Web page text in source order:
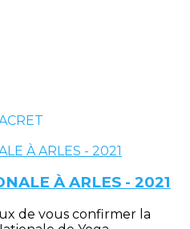
À ARLES - 2021
de vous confirmer la